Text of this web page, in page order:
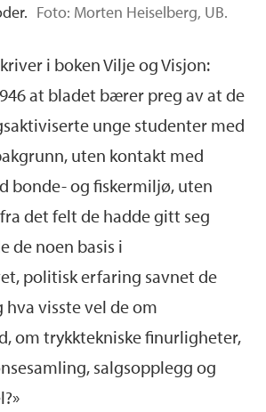
Foto: Morten Heiselberg, UB.
i boken Vilje og Visjon:
at bladet bærer preg av at de
unge studenter med
uten kontakt med
bonde- og fiskermiljø, uten
det felt de hadde gitt seg
de noen basis i
politisk erfaring savnet de
visste vel de om
om trykktekniske finurligheter,
salgsopplegg og